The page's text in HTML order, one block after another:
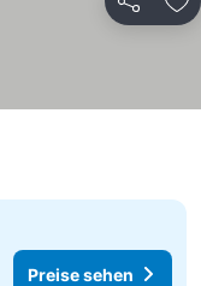
Teilen
Preise sehen